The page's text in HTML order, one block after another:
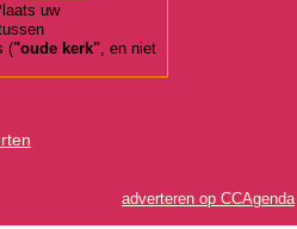
uw
("oude kerk", en niet
adverteren op CCAgenda